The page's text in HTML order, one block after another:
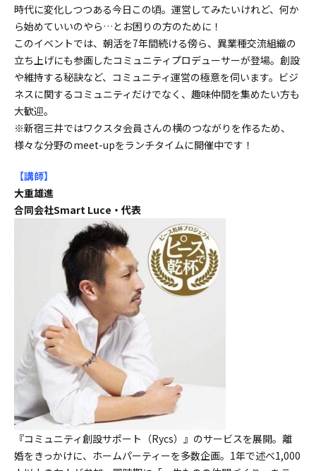
時代に変化しつつある今日この頃。運営してみたいけれど、何か
ら始めていいのやら…とお困りの方のために！
このイベントでは、朝活を7年間続ける傍ら、異業種交流組織の
立ち上げにも参画したコミュニティプロデューサーが登場。創設
や維持する秘訣など、コミュニティ運営の極意を伺います。ビジ
ネスに関するコミュニティだけでなく、趣味仲間を集めたい方も
大歓迎。
※新宿三井ではワクスタ会員さんの横のつながりを作るため、
様々な分野のmeet-upをランチタイムに開催中です！
【講師】
大重雄進
合同会社Smart Luce・代表
『コミュニティ創設サポート（Rycs）』のサービスを展開。離
婚をきっかけに、ホームパーティーを多数企画。1年で述べ1,000